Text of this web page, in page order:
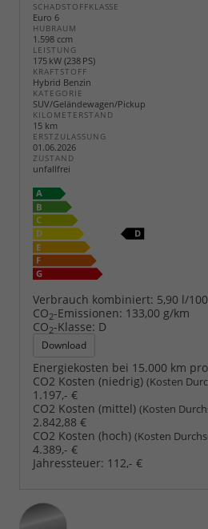
SCHADSTOFFKLASSE
Euro 6
HUBRAUM
1.598 ccm
LEISTUNG
175 kW (238 PS)
KRAFTSTOFF
Hybrid Benzin
KATEGORIE
SUV/Geländewagen/Pickup
KILOMETERSTAND
15 km
ERSTZULASSUNG
01.06.2026
ZUSTAND
unfallfrei
Verbrauch kombiniert: 5,90 l/
CO2-Emissionen: 133,00 g/km
CO2-Klasse: D
Download
Energiekosten bei 15.000 km
CO2 Kosten (niedrig) (Kosten
1.197,- €
CO2 Kosten (mittel) (Kosten
2.842,88 €
CO2 Kosten (hoch) (Kosten
4.389,- €
Jahressteuer: 112,- €